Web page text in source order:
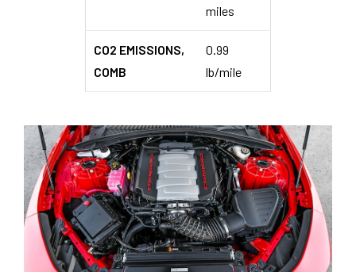
miles
CO2 EMISSIONS,
COMB
0.99
lb/mile